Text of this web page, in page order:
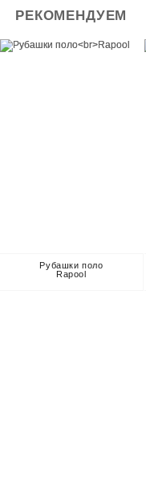
РЕКОМЕНДУЕМ
Рубашки поло
Rapool